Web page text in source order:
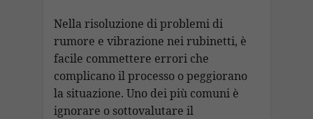
Nella risoluzione di problemi di
rumore e vibrazione nei rubinetti, è
facile commettere errori che
complicano il processo o peggiorano
la situazione. Uno dei più comuni è
ignorare o sottovalutare il